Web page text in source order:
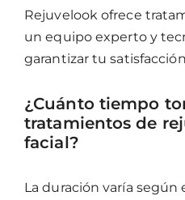
Rejuvelook ofrece
un equipo experto y
garantizar tu
¿Cuánto tiempo
tratamientos de
facial?
La duración varía